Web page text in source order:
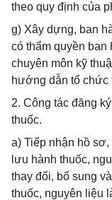
theo quy định của
g) Xây dựng, ban
có thẩm quyền
chuyên môn kỹ
hướng dẫn tổ chức
2. Công tác đăng
thuốc.
a) Tiếp nhận hồ
lưu hành thuốc,
thay đổi, bổ sung
thuốc, nguyên liệu